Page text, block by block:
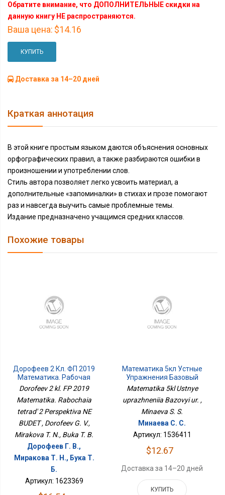
Обратите внимание, что ДОПОЛНИТЕЛЬНЫЕ скидки на
данную книгу НЕ распространяются.
Ваша цена: $14.16
КУПИТЬ
Доставка за 14–20 дней
Краткая аннотация
В этой книге простым языком даются объяснения основных
орфографических правил, а также разбираются ошибки в
произношении и употреблении слов.
Стиль автора позволяет легко усвоить материал, а
дополнительные «запоминалки» в стихах и прозе помогают
раз и навсегда выучить самые проблемные темы.
Издание предназначено учащимся средних классов.
Похожие товары
Дорофеев 2 Кл. ФП 2019
Математика. Рабочая
Тетрадь 2 Перспектива
Dorofeev 2 kl. FP 2019
Matematika. Rabochaia
tetrad' 2 Perspektiva NE
BUDET , Dorofeev G. V.,
Mirakova T. N., Buka T. B.
Дорофеев Г. В.,
Миракова Т. Н., Бука Т.
Б.
Артикул: 1623369
Математика 5кл Устные
Упражнения Базовый
Ур.
Matematika 5kl Ustnye
uprazhneniia Bazovyi ur. ,
Minaeva S. S.
Минаева С. С.
Артикул: 1536411
$12.67
Доставка за 14–20 дней
КУПИТЬ